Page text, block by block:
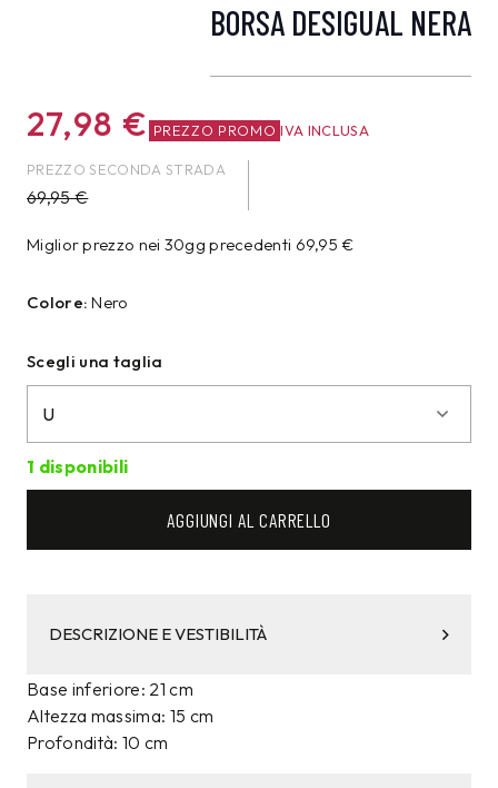
BORSA DESIGUAL NERA
27,98 € PREZZO PROMO IVA INCLUSA
PREZZO SECONDA STRADA
69,95€
Miglior prezzo nei 30gg precedenti 69,95€
Colore: Nero
Scegli una taglia
1 disponibili
AGGIUNGI AL CARRELLO
DESCRIZIONE E VESTIBILITÀ
Base inferiore: 21 cm
Altezza massima: 15 cm
Profondità: 10 cm